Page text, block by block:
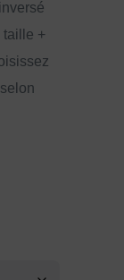
taille +